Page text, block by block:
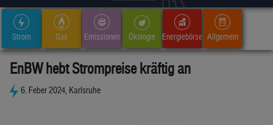
Strom Gas Emissionen Ökologie Energiebörse Allgemein
EnBW hebt Strompreise kräftig an
6. Feber 2024, Karlsruhe